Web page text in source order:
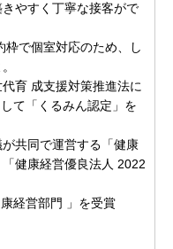
やすく丁寧な接客がで
で個室対応のため、し
育 成支援対策推進法に
て「くるみん認定」を
共同で運営する「健康
健康経営優良法人 2022
経営部門 」を受賞